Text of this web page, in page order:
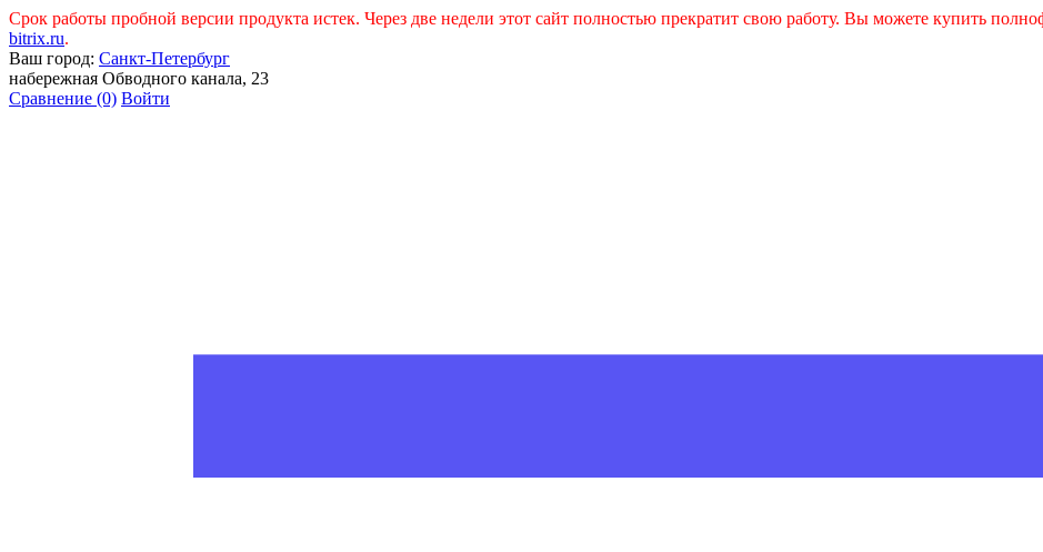
Срок работы пробной версии продукта истек. Через две недели этот сайт полностью прекратит свою работу. Вы можете купить
bitrix.ru.
Ваш город: Санкт-Петербург
набережная Обводного канала, 23
Сравнение (0) Войти